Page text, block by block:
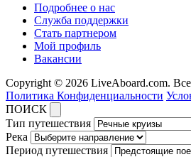
Подробнее о нас
Служба поддержки
Стать партнером
Мой профиль
Вакансии
Copyright © 2026 LiveAboard.com.
Политика Конфиденциальности
ПОИСК
Тип путешествия
Река
Период путешествия